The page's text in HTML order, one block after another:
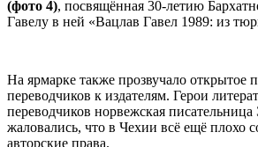
(фото 4), посвящённая 30-летию
Гавелу в ней «Вацлав Гавел 1989: из
На ярмарке также прозвучало открытое
переводчиков к издателям. Герои
переводчиков норвежская
жаловались, что в Чехии всё ещё плохо
авторские права.